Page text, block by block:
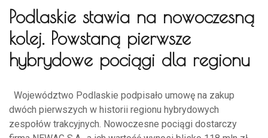
Podlaskie stawia na nowoczesną
kolej. Powstaną pierwsze
hybrydowe pociągi dla regionu
Województwo Podlaskie podpisało umowę na zakup
dwóch pierwszych w historii regionu hybrydowych
zespołów trakcyjnych. Nowoczesne pociągi dostarczy